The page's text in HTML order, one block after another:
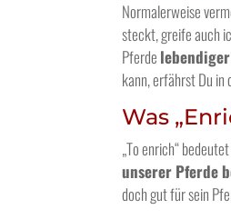
Normalerweise
steckt, greife auch
Pferde
kann, erfährst Du in
Was
„To enrich“
unserer Pferde
doch gut für sein